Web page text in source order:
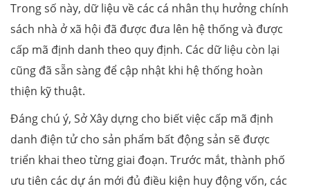
Trong số này, dữ liệu về các cá nhân thụ hưởng chính
sách nhà ở xã hội đã được đưa lên hệ thống và được
cấp mã định danh theo quy định. Các dữ liệu còn lại
cũng đã sẵn sàng để cập nhật khi hệ thống hoàn
thiện kỹ thuật.
Đáng chú ý, Sở Xây dựng cho biết việc cấp mã định
danh điện tử cho sản phẩm bất động sản sẽ được
triển khai theo từng giai đoạn. Trước mắt, thành phố
ưu tiên các dự án mới đủ điều kiện huy động vốn, các